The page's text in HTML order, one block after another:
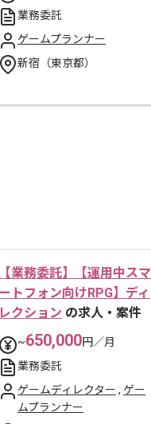
業務委託
ゲームプランナー
新宿（東京都）
業務委託】【運用中スマ
トフォン向けRPG】ディ
クション の求人・案件
~650,000円／月
業務委託
ゲームディレクター , ゲー
ムプランナー